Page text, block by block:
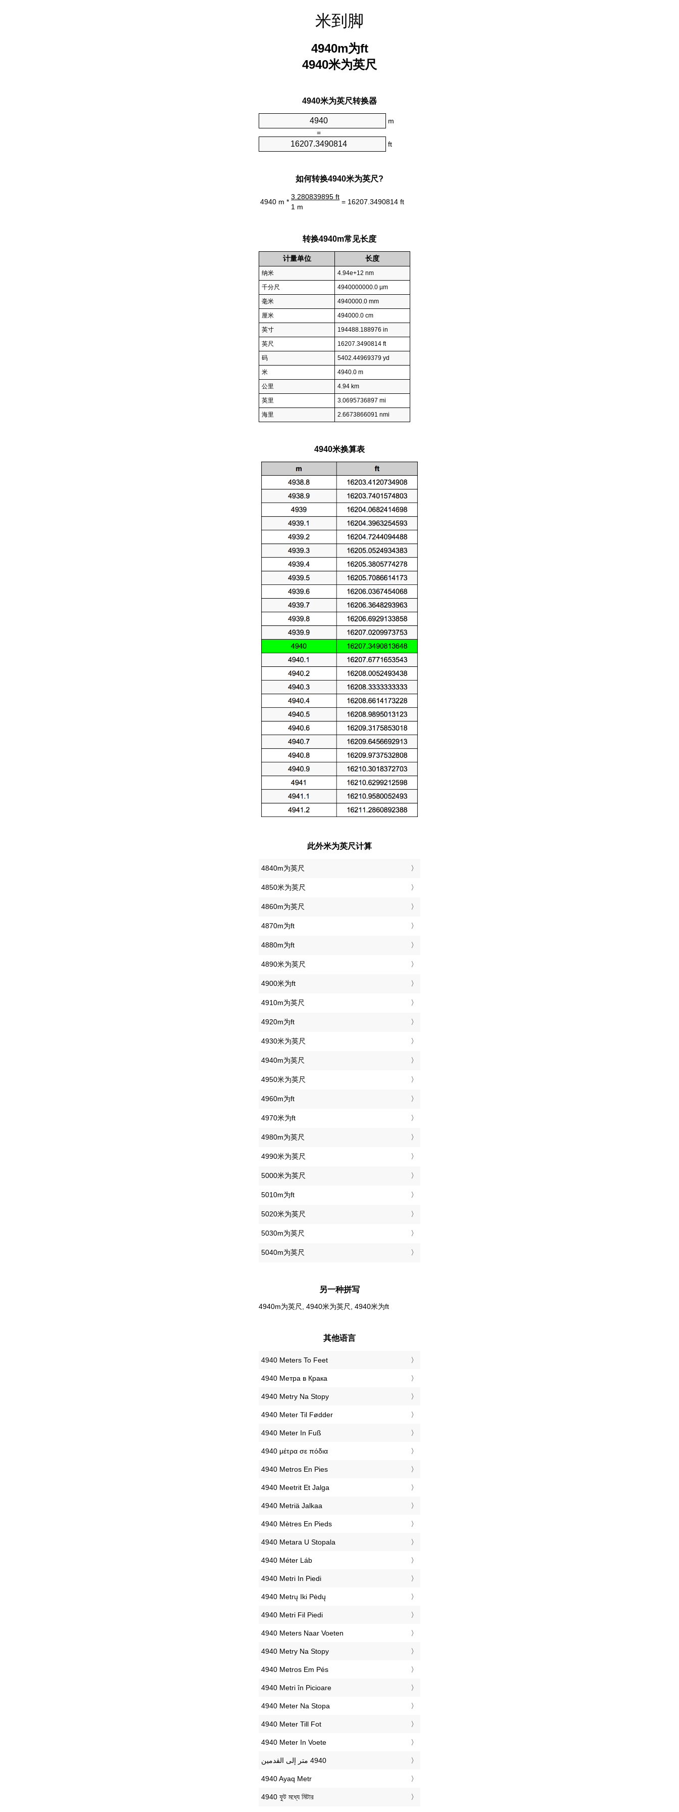
米到脚
4940m为ft
4940米为英尺
4940米为英尺转换器
m
=
ft
如何转换4940米为英尺?
4940 m *
3.280839895 ft
= 16207.3490814 ft
1 m
转换4940m常见长度
计量单位 长度
纳米
4.94e+12 nm
千分尺
4940000000.0 µm
毫米
4940000.0 mm
厘米
494000.0 cm
英寸
194488.188976 in
英尺
16207.3490814 ft
码
5402.44969379 yd
米
4940.0 m
公里
4.94 km
英里
3.0695736897 mi
海里
2.6673866091 nmi
4940米换算表
此外米为英尺计算
4840m为英尺
4850米为英尺
4860m为英尺
4870m为ft
4880m为ft
4890米为英尺
4900米为ft
4910m为英尺
4920m为ft
4930米为英尺
4940m为英尺
4950米为英尺
4960m为ft
4970米为ft
4980m为英尺
4990米为英尺
5000米为英尺
5010m为ft
5020米为英尺
5030m为英尺
5040m为英尺
另一种拼写
4940m为英尺, 4940米为英尺, 4940米为ft
其他语言
‎4940 Meters To Feet
‎4940 Метра в Крака
‎4940 Metry Na Stopy
‎4940 Meter Til Fødder
‎4940 Meter In Fuß
‎4940 μέτρα σε πόδια
‎4940 Metros En Pies
‎4940 Meetrit Et Jalga
‎4940 Metriä Jalkaa
‎4940 Mètres En Pieds
‎4940 Metara U Stopala
‎4940 Méter Láb
‎4940 Metri In Piedi
‎4940 Metrų Iki Pėdų
‎4940 Metri Fil Piedi
‎4940 Meters Naar Voeten
‎4940 Metry Na Stopy
‎4940 Metros Em Pés
‎4940 Metri în Picioare
‎4940 Meter Na Stopa
‎4940 Meter Till Fot
‎4940 Meter In Voete
‎4940 Ayaq Metr
‎4940 ফুট মধ্যে মিটার